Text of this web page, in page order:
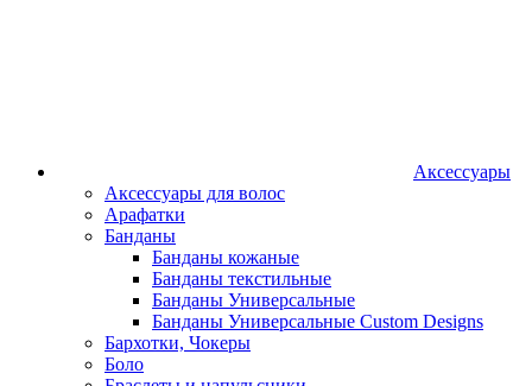
Аксессуары
Аксессуары для волос
Арафатки
Банданы
Банданы кожаные
Банданы текстильные
Банданы Универсальные
Банданы Универсальные Custom Designs
Бархотки, Чокеры
Боло